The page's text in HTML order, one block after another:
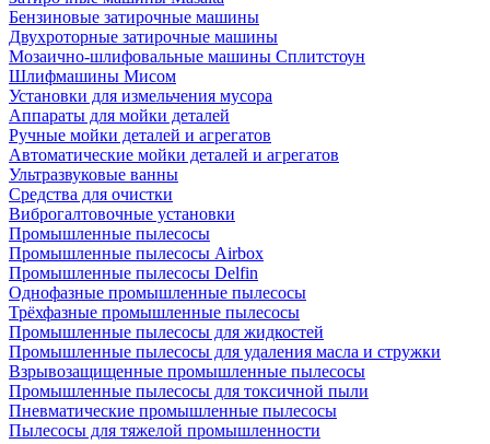
Бензиновые затирочные машины
Двухроторные затирочные машины
Мозаично-шлифовальные машины Сплитстоун
Шлифмашины Мисом
Установки для измельчения мусора
Аппараты для мойки деталей
Ручные мойки деталей и агрегатов
Автоматические мойки деталей и агрегатов
Ультразвуковые ванны
Средства для очистки
Виброгалтовочные установки
Промышленные пылесосы
Промышленные пылесосы Airbox
Промышленные пылесосы Delfin
Однофазные промышленные пылесосы
Трёхфазные промышленные пылесосы
Промышленные пылесосы для жидкостей
Промышленные пылесосы для удаления масла и стружки
Взрывозащищенные промышленные пылесосы
Промышленные пылесосы для токсичной пыли
Пневматические промышленные пылесосы
Пылесосы для тяжелой промышленности